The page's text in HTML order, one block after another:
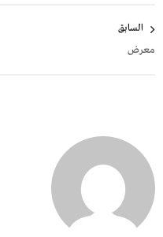
المقالات
السابق
معرض